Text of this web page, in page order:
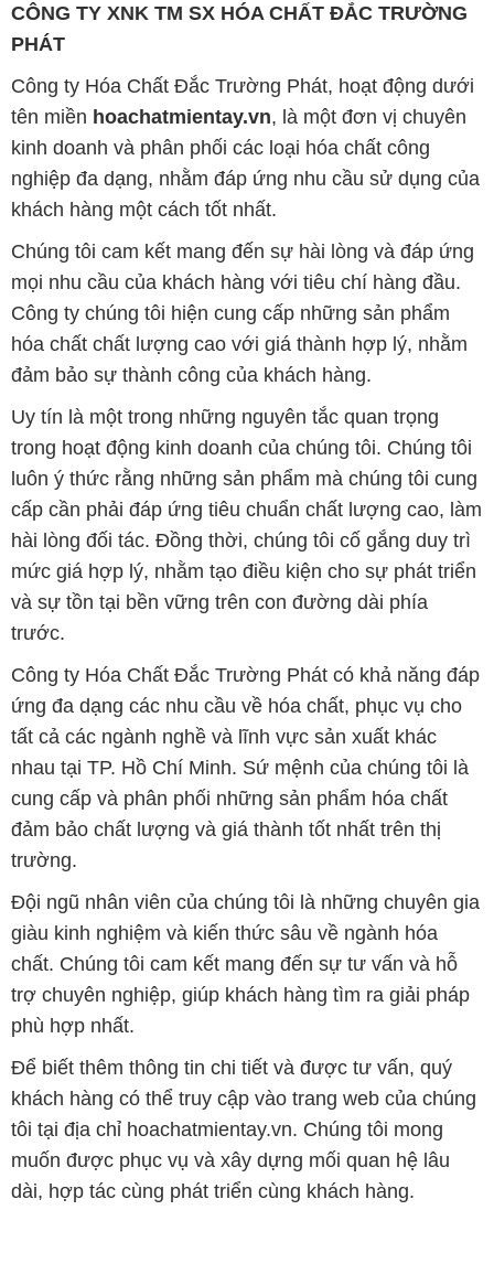
CÔNG TY XNK TM SX HÓA CHẤT ĐẮC TRƯỜNG
PHÁT
Công ty Hóa Chất Đắc Trường Phát, hoạt động dưới
tên miền hoachatmientay.vn, là một đơn vị chuyên
kinh doanh và phân phối các loại hóa chất công
nghiệp đa dạng, nhằm đáp ứng nhu cầu sử dụng của
khách hàng một cách tốt nhất.
Chúng tôi cam kết mang đến sự hài lòng và đáp ứng
mọi nhu cầu của khách hàng với tiêu chí hàng đầu.
Công ty chúng tôi hiện cung cấp những sản phẩm
hóa chất chất lượng cao với giá thành hợp lý, nhằm
đảm bảo sự thành công của khách hàng.
Uy tín là một trong những nguyên tắc quan trọng
trong hoạt động kinh doanh của chúng tôi. Chúng tôi
luôn ý thức rằng những sản phẩm mà chúng tôi cung
cấp cần phải đáp ứng tiêu chuẩn chất lượng cao, làm
hài lòng đối tác. Đồng thời, chúng tôi cố gắng duy trì
mức giá hợp lý, nhằm tạo điều kiện cho sự phát triển
và sự tồn tại bền vững trên con đường dài phía
trước.
Công ty Hóa Chất Đắc Trường Phát có khả năng đáp
ứng đa dạng các nhu cầu về hóa chất, phục vụ cho
tất cả các ngành nghề và lĩnh vực sản xuất khác
nhau tại TP. Hồ Chí Minh. Sứ mệnh của chúng tôi là
cung cấp và phân phối những sản phẩm hóa chất
đảm bảo chất lượng và giá thành tốt nhất trên thị
trường.
Đội ngũ nhân viên của chúng tôi là những chuyên gia
giàu kinh nghiệm và kiến thức sâu về ngành hóa
chất. Chúng tôi cam kết mang đến sự tư vấn và hỗ
trợ chuyên nghiệp, giúp khách hàng tìm ra giải pháp
phù hợp nhất.
Để biết thêm thông tin chi tiết và được tư vấn, quý
khách hàng có thể truy cập vào trang web của chúng
tôi tại địa chỉ hoachatmientay.vn. Chúng tôi mong
muốn được phục vụ và xây dựng mối quan hệ lâu
dài, hợp tác cùng phát triển cùng khách hàng.